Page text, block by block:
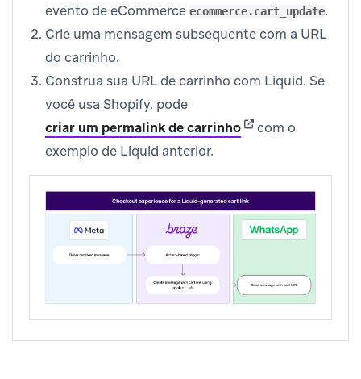
evento de eCommerce ecommerce.cart_update.
Crie uma mensagem subsequente com a URL
do carrinho.
Construa sua URL de carrinho com Liquid. Se
você usa Shopify, pode
criar um permalink de carrinho(opens in new tab)
com o
exemplo de Liquid anterior.